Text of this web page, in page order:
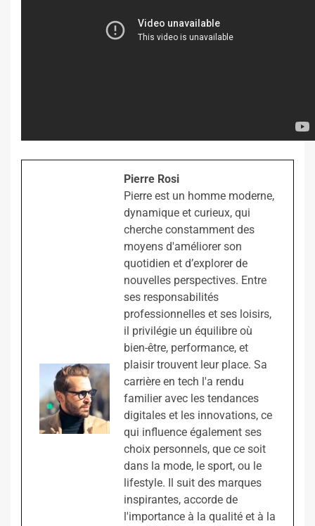
Pierre Rosi
Pierre est un homme moderne,
dynamique et curieux, qui
cherche constamment des
moyens d'améliorer son
quotidien et d’explorer de
nouvelles perspectives. Entre
ses responsabilités
professionnelles et ses loisirs,
il privilégie un équilibre où
bien-être, performance, et
plaisir trouvent leur place. Sa
carrière en tech l'a rendu
familier avec les tendances
digitales et les innovations, ce
qui influence également ses
choix personnels, que ce soit
dans la mode, le sport, ou le
lifestyle. Il suit des marques
inspirantes, accorde de
l'importance à la qualité et à la